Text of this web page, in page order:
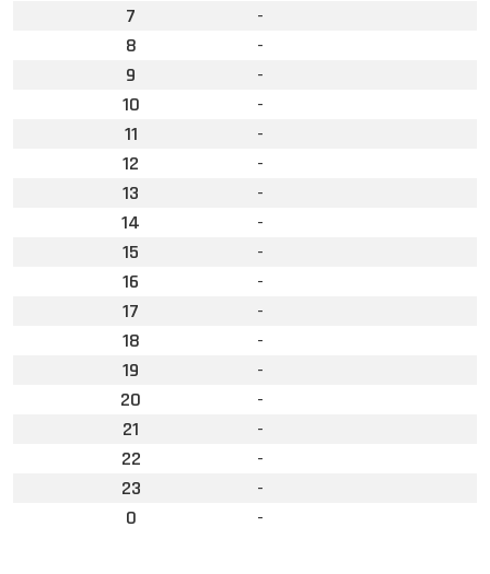
7
-
8
-
9
-
10
-
11
-
12
-
13
-
14
-
15
-
16
-
17
-
18
-
19
-
20
-
21
-
22
-
23
-
0
-